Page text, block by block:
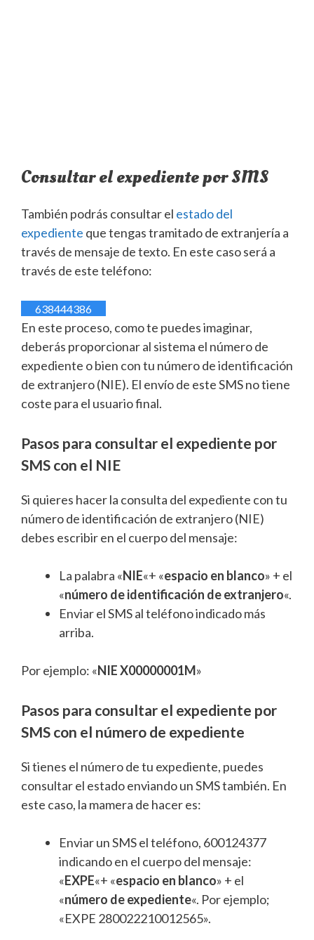
Consultar el expediente por SMS
También podrás consultar el estado del
expediente que tengas tramitado de extranjería a
través de mensaje de texto. En este caso será a
través de este teléfono:
638444386
En este proceso, como te puedes imaginar,
deberás proporcionar al sistema el número de
expediente o bien con tu número de identificación
de extranjero (NIE). El envío de este SMS no tiene
coste para el usuario final.
Pasos para consultar el expediente por
SMS con el NIE
Si quieres hacer la consulta del expediente con tu
número de identificación de extranjero (NIE)
debes escribir en el cuerpo del mensaje:
La palabra «NIE«+ «espacio en blanco» + el
«número de identificación de extranjero«.
Enviar el SMS al teléfono indicado más
arriba.
Por ejemplo: «NIE X00000001M»
Pasos para consultar el expediente por
SMS con el número de expediente
Si tienes el número de tu expediente, puedes
consultar el estado enviando un SMS también. En
este caso, la mamera de hacer es:
Enviar un SMS el teléfono, 600124377
indicando en el cuerpo del mensaje:
«EXPE«+ «espacio en blanco» + el
«número de expediente«. Por ejemplo;
«EXPE 280022210012565».